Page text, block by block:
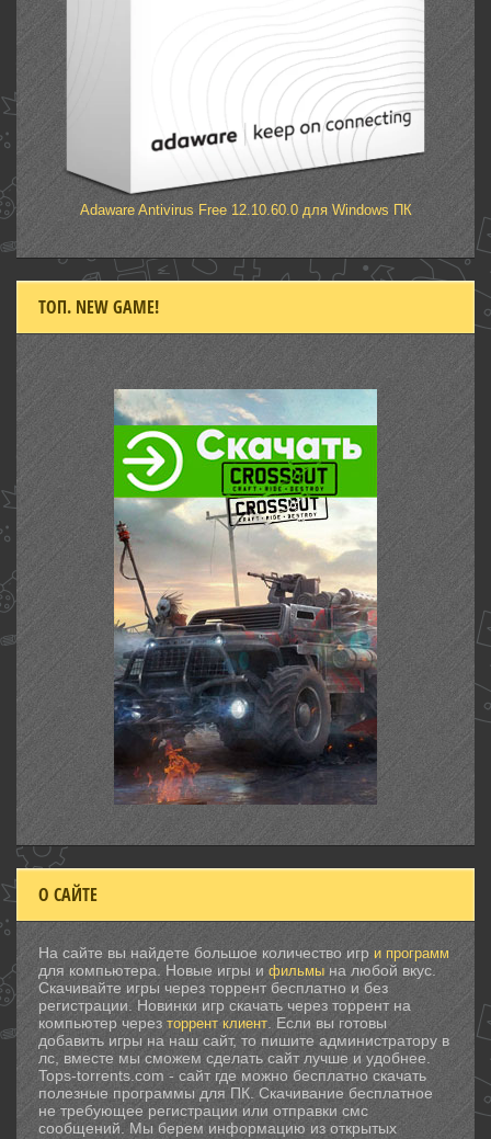
Adaware Antivirus Free 12.10.60.0 для Windows ПК
ТОП. NEW GAME!
О САЙТЕ
На сайте вы найдете большое количество игр и программ
для компьютера. Новые игры и фильмы на любой вкус.
Скачивайте игры через торрент бесплатно и без
регистрации. Новинки игр скачать через торрент на
компьютер через торрент клиент . Если вы готовы
добавить игры на наш сайт, то пишите администратору в
лс, вместе мы сможем сделать сайт лучше и удобнее.
Tops-torrents.com - сайт где можно бесплатно скачать
полезные программы для ПК. Скачивание бесплатное
не требующее регистрации или отправки смс
сообщений. Мы берем информацию из открытых